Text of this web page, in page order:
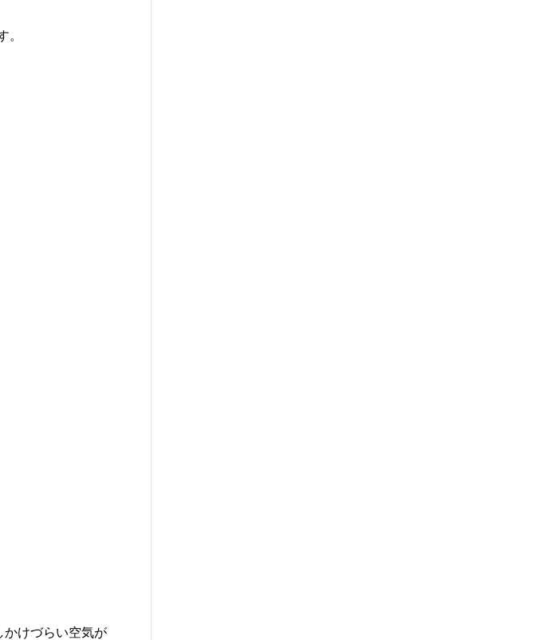
。
かけづらい空気が